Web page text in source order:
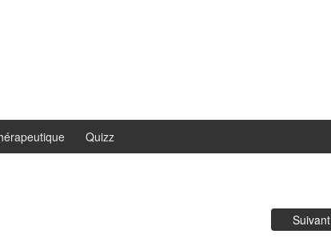
Quizz
Suivant